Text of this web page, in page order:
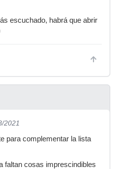
escuchado, habrá que abrir
2021
para complementar la lista
faltan cosas imprescindibles